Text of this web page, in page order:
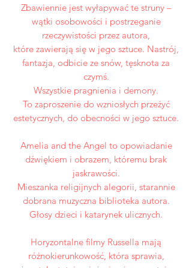
Zbawiennie jest wyłapywać te struny –
wątki osobowości i postrzeganie
rzeczywistości przez autora,
które zawierają się w jego sztuce. Nastrój,
fantazja, odbicie ze snów, tęsknota za
czymś.
Wszystkie pragnienia i demony.
To zaproszenie do wzniosłych przeżyć
estetycznych, do obecności w jego sztuce.
Amelia and the Angel to opowiadanie
dźwiękiem i obrazem, któremu brak
jaskrawości.
Mieszanka religijnych alegorii, starannie
dobrana muzyczna biblioteka autora.
Głosy dzieci i katarynek ulicznych.
Horyzontalne filmy Russella mają
różnokierunkowość, która sprawia,